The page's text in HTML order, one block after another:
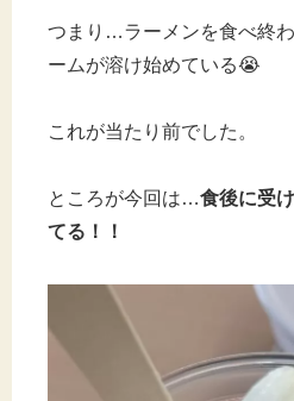
つまり…ラーメンを食べ終
ームが溶け始めている😭
これが当たり前でした。
ところが今回は…食後に受
てる！！